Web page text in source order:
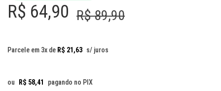
R$89,90O
R$ 64,90
O
Parcele em 3x de R$ 21,63 s/ juros
ou R$ 58,41 pagando no PIX